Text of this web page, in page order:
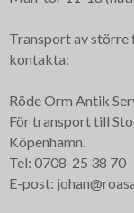
Transport av
kontakta:
Röde Orm Antik
För transport till
Köpenhamn.
Tel: 0708-25 38 70
E-post: